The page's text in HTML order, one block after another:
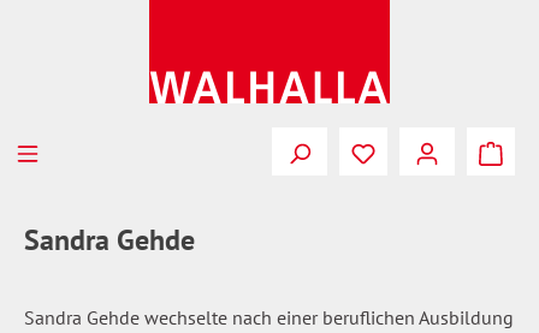
Du hast 0
Sandra Gehde
Sandra Gehde wechselte nach einer beruflichen Ausbildung